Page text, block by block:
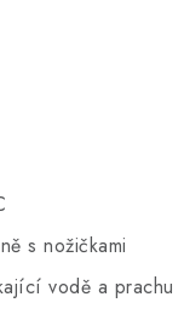
s nožičkami
vodě a prachu